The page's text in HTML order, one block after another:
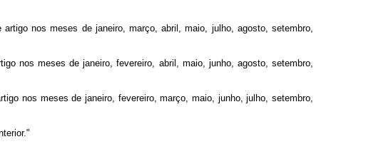
nos meses de janeiro, março, abril, maio, julho, agosto, setembro,
nos meses de janeiro, fevereiro, abril, maio, junho, agosto, setembro,
nos meses de janeiro, fevereiro, março, maio, junho, julho, setembro,